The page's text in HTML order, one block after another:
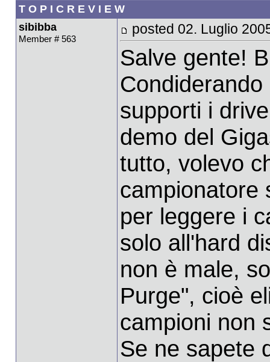
T O P I C R E V I E W
sibibba
Member # 563
posted 02. Luglio
Salve gente!
supporti i
demo del
tutto, volevo
campionatore
per leggere i
solo all'hard
non è male,
Purge", cioè
campioni non
Se ne sapete